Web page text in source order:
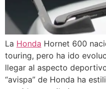
La Honda Hornet 600
touring, pero ha ido
llegar al aspecto
“avispa” de Honda ha